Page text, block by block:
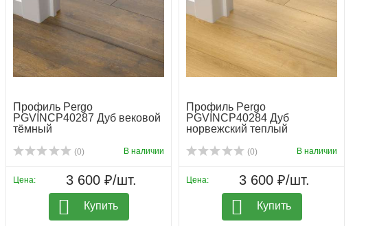
Профиль Pergo
PGVINCP40287 Дуб вековой
тёмный
(0) В наличии
Цена: 3 600 ₽/шт.
Купить
Профиль Pergo
PGVINCP40284 Дуб
норвежский теплый
(0) В наличии
Цена: 3 600 ₽/шт.
Купить